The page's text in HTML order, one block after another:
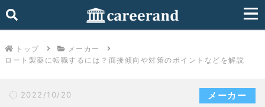
トップ
メーカー
ロート製薬に転職するには？面接傾向や対策のポイントなどを解説
2022/10/20 メーカー